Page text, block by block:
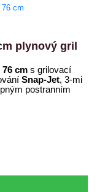
plynový gril
76 cm s grilovací
Snap-Jet, 3-mi
postranním